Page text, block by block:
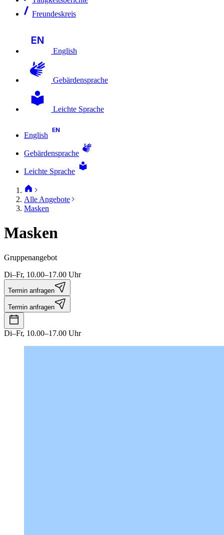
Freundeskreis
English
Gebärdensprache
Leichte Sprache
English
Gebärdensprache
Leichte Sprache
Alle Angebote
Masken
Masken
Gruppenangebot
Di–Fr, 10.00–17.00 Uhr
Termin anfragen
Termin anfragen
Di–Fr, 10.00–17.00 Uhr